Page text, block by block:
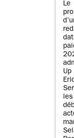
Le